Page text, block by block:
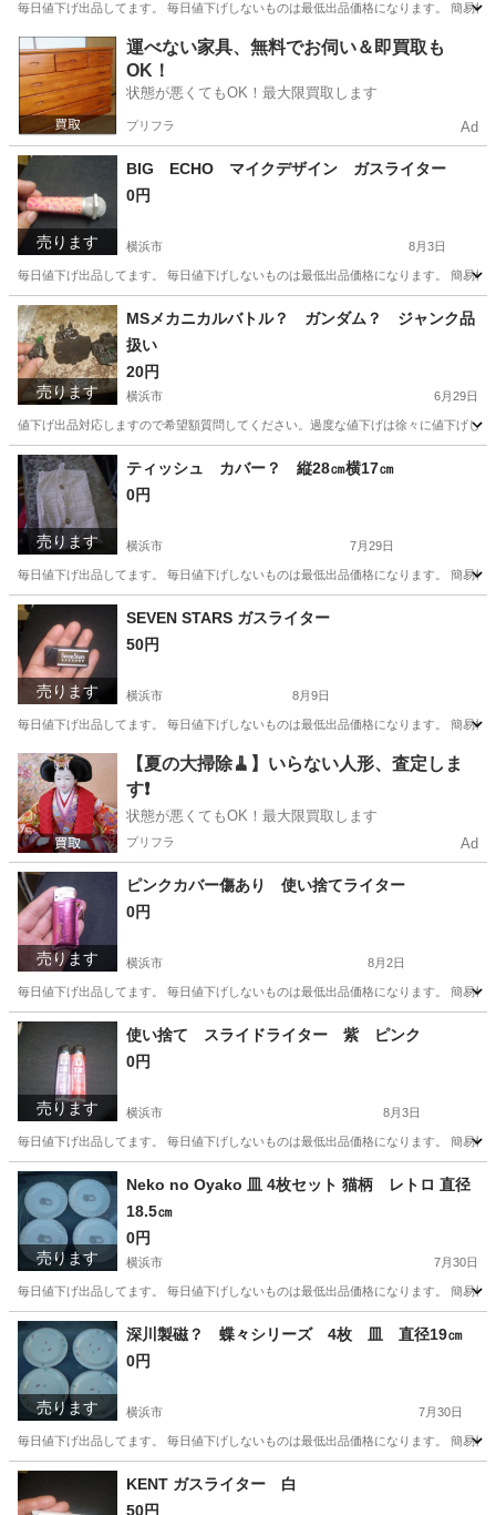
毎日値下げ出品してます。 毎日値下げしないものは最低出品価格になります。 簡易
神奈川 横浜市 その他 使い捨てライター
運べない家具、無料でお伺い＆即買取も
OK！
状態が悪くてもOK！最大限買取します
プリフラ Ad
売ります
BIG ECHO マイクデザイン ガスライター
0円
横浜市 8月3日
毎日値下げ出品してます。 毎日値下げしないものは最低出品価格になります。 簡易
神奈川 横浜市 その他
売ります
MSメカニカルバトル？ ガンダム？ ジャンク品
扱い
20円
横浜市 6月29日
値下げ出品対応しますので希望額質問してください。過度な値下げは徐々に値下げし
神奈川 横浜市
売ります
ティッシュ カバー？ 縦28㎝横17㎝
0円
横浜市 7月29日
毎日値下げ出品してます。 毎日値下げしないものは最低出品価格になります。 簡易
神奈川 横浜市 ティッシュ
売ります
SEVEN STARS ガスライター
50円
横浜市 8月9日
毎日値下げ出品してます。 毎日値下げしないものは最低出品価格になります。 簡易
神奈川 その他 ガス
【夏の大掃除🧹】いらない人形、査定しま
す❗️
状態が悪くてもOK！最大限買取します
プリフラ Ad
売ります
ピンクカバー傷あり 使い捨てライター
0円
横浜市 8月2日
毎日値下げ出品してます。 毎日値下げしないものは最低出品価格になります。 簡易
神奈川 横浜市 その他
売ります
使い捨て スライドライター 紫 ピンク
0円
横浜市 8月3日
毎日値下げ出品してます。 毎日値下げしないものは最低出品価格になります。 簡易
神奈川 横浜市
売ります
Neko no Oyako 皿 4枚セット 猫柄 レトロ 直径
18.5㎝
0円
横浜市 7月30日
毎日値下げ出品してます。 毎日値下げしないものは最低出品価格になります。 簡易
神奈川 横浜市 食器
売ります
深川製磁？ 蝶々シリーズ 4枚 皿 直径19㎝
0円
横浜市 7月30日
毎日値下げ出品してます。 毎日値下げしないものは最低出品価格になります。 簡易
神奈川 横浜市 KENT ガスライター 白
50円